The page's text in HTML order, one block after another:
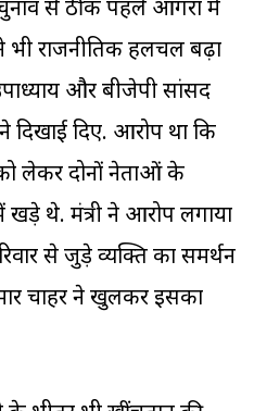
से ठीक पहले आगरा में
राजनीतिक हलचल बढ़ा
और बीजेपी सांसद
दिए. आरोप था कि
लेकर दोनों नेताओं के
थे. मंत्री ने आरोप लगाया
से जुड़े व्यक्ति का समर्थन
चाहर ने खुलकर इसका